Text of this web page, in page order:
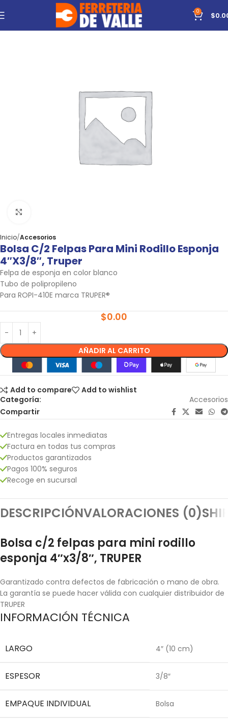
0 $
Inicio Accesorios
Bolsa C/2 Felpas Para Mini Rodillo Esponja
4″x3/8″, Truper
Felpa de esponja en color blanco
Tubo de polipropileno
Para ROPI-410E marca TRUPER®
$0.00
AÑADIR AL CARRITO
Add to compare
Add to wishlist
Categoría:
Accesorios
Compartir
Entregas locales inmediatas
Factura en todas tus compras
Productos garantizados
Pagos 100% seguros
Recoge en sucursal
DESCRIPCIÓNVALORACIONES (0)
Bolsa c/2 felpas para mini rodillo
esponja 4″x3/8″, TRUPER
Garantizado contra defectos de fabricación o mano de obra.
La garantía se puede hacer válida con cualquier distribuidor de
TRUPER
INFORMACIÓN TÉCNICA
LARGO 4″ (10 cm)
ESPESOR 3/8″
EMPAQUE INDIVIDUAL Bolsa